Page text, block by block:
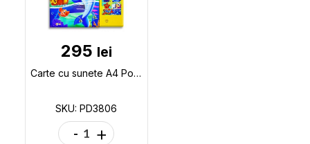
295 lei
Carte cu sunete A4 Povestea marii(P.D.) PD3806
SKU: PD3806
- +